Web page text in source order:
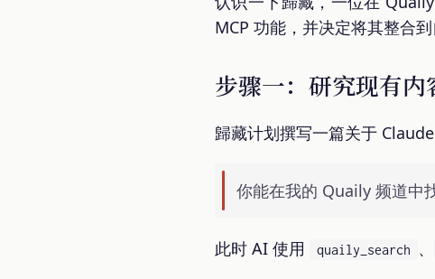
MCP 功能，并决定将其整合
步骤一：研究现有内
歸藏计划撰写一篇关于
你能在我的 Quaily 频道中
此时 AI 使用 quaily_search 、